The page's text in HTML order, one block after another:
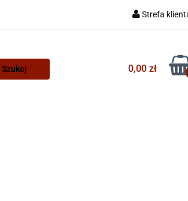
Strefa
Zarejestruj
Dodaj
0,00 zł